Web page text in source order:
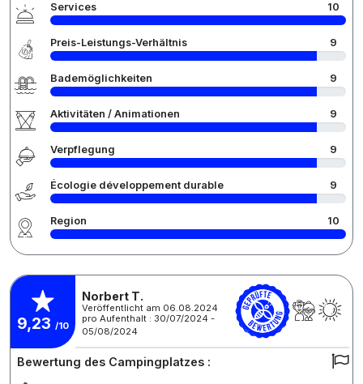
Services 10
Preis-Leistungs-Verhältnis 9
Bademöglichkeiten 9
Aktivitäten / Animationen 9
Verpflegung 9
Écologie développement durable 9
Region 10
9,23 /10
Norbert T.
Veröffentlicht am 06.08.2024
pro Aufenthalt : 30/07/2024 -
05/08/2024
Bewertung des Campingplatzes :